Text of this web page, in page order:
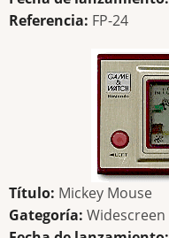
Referencia: FP-24
Título: Mickey Mouse
Gategoría: Widescreen